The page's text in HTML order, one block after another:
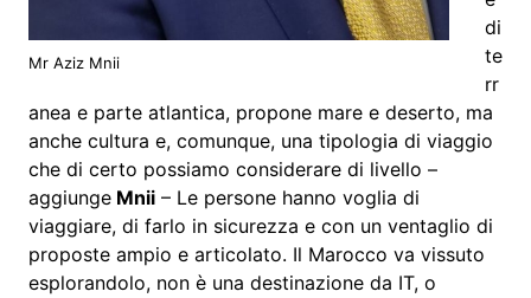
Mr Aziz Mnii
di
te
rr
anea e parte atlantica, propone mare e deserto, ma
anche cultura e, comunque, una tipologia di viaggio
che di certo possiamo considerare di livello –
aggiungeMnii– Le persone hanno voglia di
viaggiare, di farlo in sicurezza e con un ventaglio di
proposte ampio e articolato. Il Marocco va vissuto
esplorandolo, non è una destinazione da IT, o